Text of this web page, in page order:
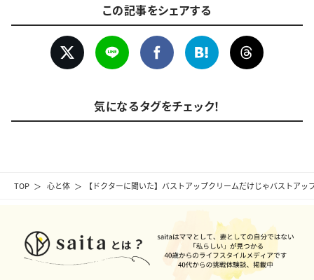
TOP 心と体 【ドクターに聞いた】バストアップクリームだけじゃバストアッ
この記事をシェアする
気になるタグをチェック！